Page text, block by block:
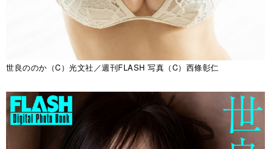
世良ののか（C）光文社／週刊FLASH 写真（C）西條彰仁